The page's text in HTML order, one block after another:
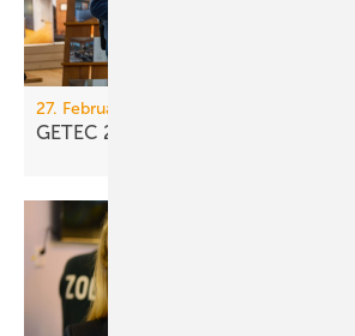
27. Februar - 1. März 2026, Messe Freiburg
GETEC 2026: En­er­gie­wen­de im